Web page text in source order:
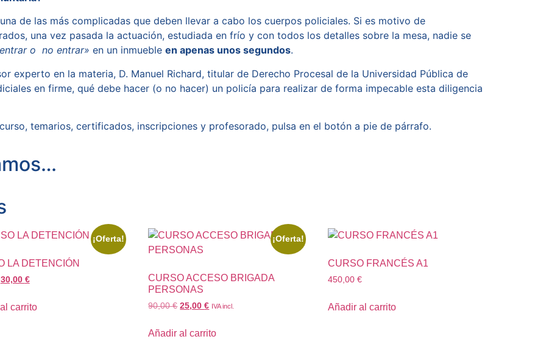
de las más complicadas que deben llevar a cabo los cuerpos policiales. Si es motivo de
una vez pasada la actuación, estudiada en frío y con todos los detalles sobre la mesa, nadie se
o no entrar» en un inmueble en apenas unos segundos.
experto en la materia, D. Manuel Richard, titular de Derecho Procesal de la Universidad Pública de
en firme, qué debe hacer (o no hacer) un policía para realizar de forma impecable esta diligencia
temarios, certificados, inscripciones y profesorado, pulsa en el botón a pie de párrafo.
¡Oferta!
LA DETENCIÓN
30,00 €
carrito
¡Oferta!
CURSO ACCESO BRIGADA
PERSONAS
90,00€ 25,00€ IVA incl.
Añadir al carrito
CURSO FRANCÉS A1
450,00€
Añadir al carrito